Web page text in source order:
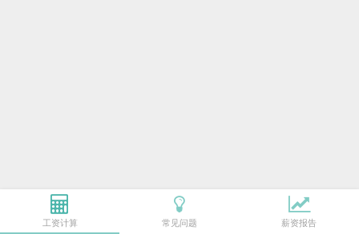
工资计算 常见问题 薪资报告